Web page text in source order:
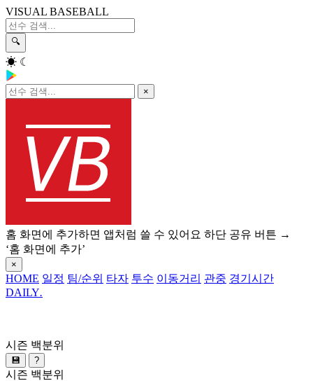
VISUAL BASEBALL
🔍
☀ ☾
×
홈 화면에 추가하면 앱처럼 쓸 수 있어요 하단 공유 버튼 →
‘홈 화면에 추가’
×
HOME 일정 팀/순위 타자 투수 이동거리 관중 경기시간
DAILY.
시즌 백분위
💾 ?
시즌 백분위